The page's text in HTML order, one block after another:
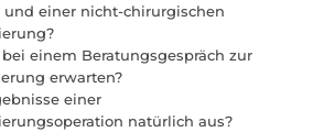
einer nicht-chirurgischen
einem Beratungsgespräch zur
erwarten?
einer
natürlich aus?